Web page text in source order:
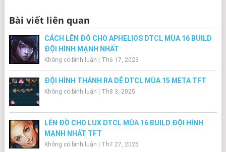
Bài viết liên quan
CÁCH LÊN ĐỒ CHO APHELIOS DTCL MÙA 16 BUILD
ĐỘI HÌNH MẠNH NHẤT
Không có bình luận Th6 17, 2023
ĐỘI HÌNH THÁNH RA DẺ DTCL MÙA 15 META TFT
Không có bình luận Th8 3, 2025
LÊN ĐỒ CHO LUX DTCL MÙA 16 BUILD ĐỘI HÌNH
MẠNH NHẤT TFT
Không có bình luận Th7 27, 2025